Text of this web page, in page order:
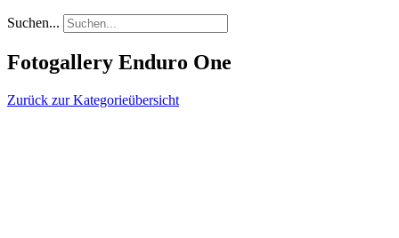
Suchen...
Fotogallery Enduro One
Zurück zur Kategorieübersicht